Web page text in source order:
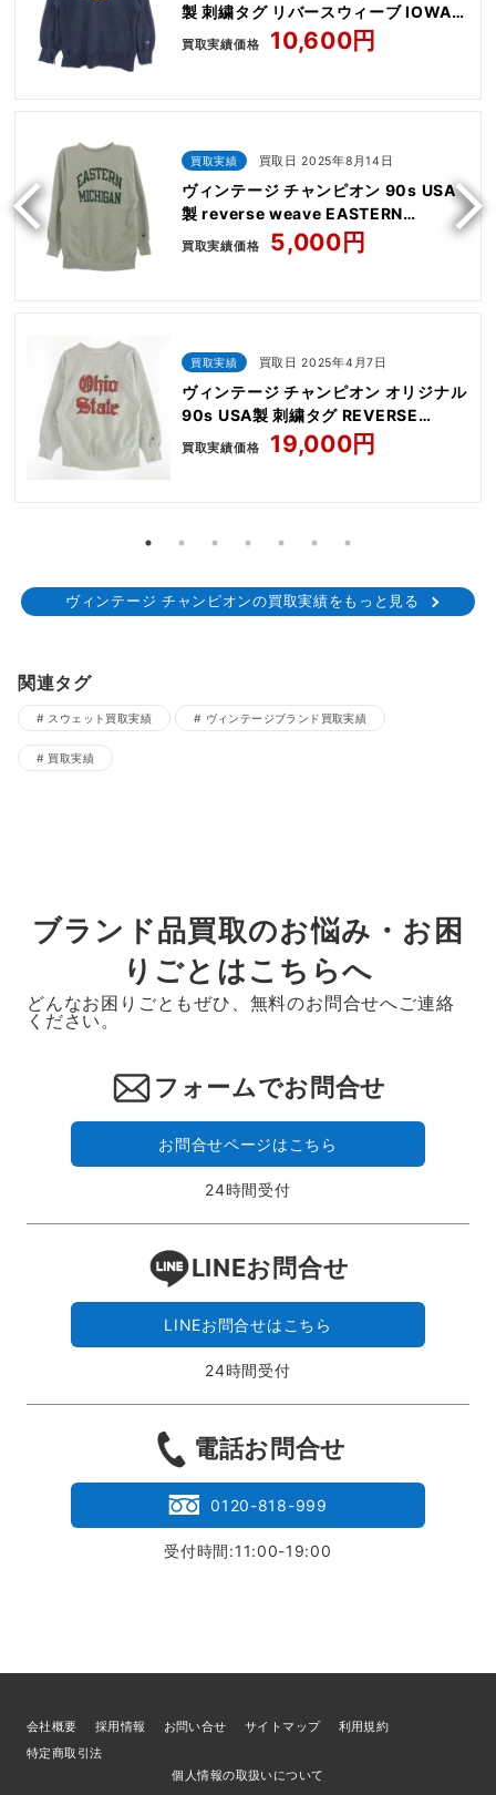
製 刺繍タグ リバースウィーブ IOWA
プリント スウェット
買取実績価格 10,600円
買取実績 買取日 2025年8月14日
ヴィンテージ チャンピオン 90s USA
製 reverse weave EASTERN
MICHIGAN ロゴ リバース ウィーブ カ
レッジ スウェット
買取実績価格 5,000円
買取実績 買取日 2025年4月7日
ヴィンテージ チャンピオン オリジナル
90s USA製 刺繍タグ REVERSE
WEAVE Ohaio State リバースウィー
ブ オハイオ大学 プリント クルー スウ
買取実績価格 19,000円
ヴィンテージ チャンピオンの買取実績をもっと見る
関連タグ
スウェット買取実績 ヴィンテージブランド買取実績
買取実績
ブランド品買取のお悩み・お困
りごとはこちらへ
どんなお困りごともぜひ、無料のお問合せへご連絡
ください。
フォームでお問合せ
お問合せページはこちら
24時間受付
LINEお問合せ
LINEお問合せはこちら
24時間受付
電話お問合せ
0120-818-999
受付時間:11:00-19:00
会社概要 採用情報 お問い合せ サイトマップ
利用規約
特定商取引法
個人情報の取扱いについて